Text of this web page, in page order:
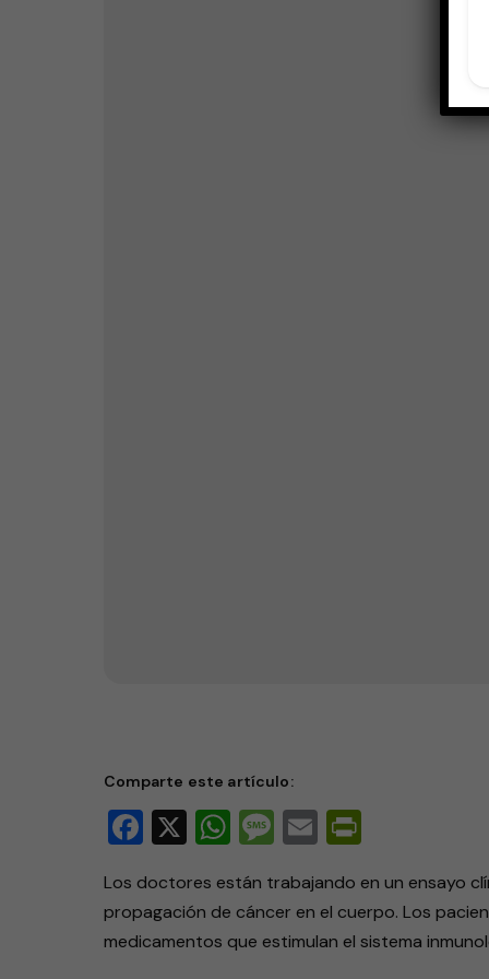
Comparte este artículo:
Facebook
X WhatsApp
Message
Email
Los doctores están trabajando en un ensayo
propagación de cáncer en el cuerpo. Los
medicamentos que estimulan el sistema